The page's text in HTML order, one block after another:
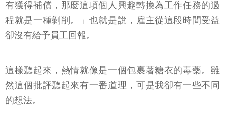
有獲得補償，那麼這項個人興趣轉換為工作任務的過
程就是一種剝削。」也就是說，雇主從這段時間受益
卻沒有給予員工回報。
這樣聽起來，熱情就像是一個包裹著糖衣的毒藥。雖
然這個批評聽起來有一番道理，可是我卻有一些不同
的想法。